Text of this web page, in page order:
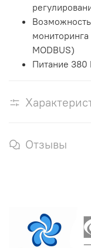
MODBUS)
Питание 380
Отзывы